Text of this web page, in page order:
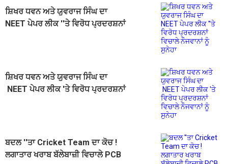
ਸ਼ਿਖਰ ਧਵਨ ਅਤੇ ਯੁਵਰਾਜ ਸਿੰਘ ਦਾ
NEET ਪੇਪਰ ਲੀਕ ''ਤੇ ਵਿਰੋਧ ਪ੍ਰਦਰਸ਼ਨਾਂ
ਸ਼ਿਖਰ ਧਵਨ ਅਤੇ ਯੁਵਰਾਜ ਸਿੰਘ ਦਾ
NEET ਪੇਪਰ ਲੀਕ 'ਤੇ ਵਿਰੋਧ ਪ੍ਰਦਰਸ਼ਨਾਂ
ਬਦਲ ''ਤਾ Cricket Team ਦਾ ਕੋਚ !
ਲਗਾਤਾਰ ਖਰਾਬ ਬੱਲੇਬਾਜ਼ੀ ਵਿਚਾਲੇ PCB